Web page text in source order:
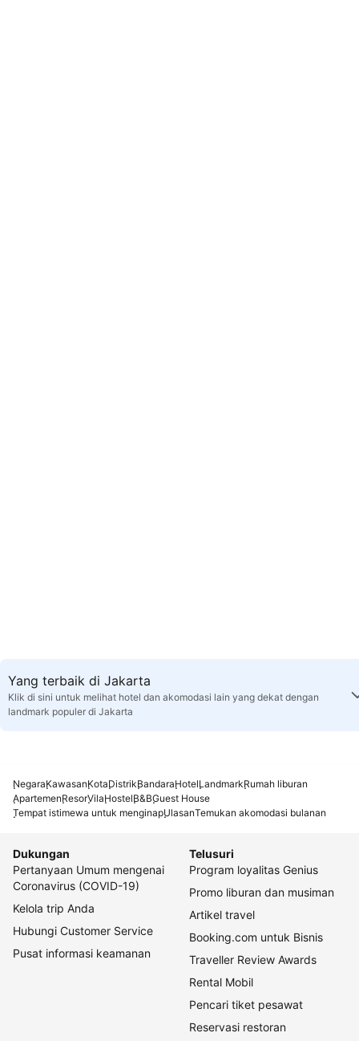
Yang terbaik di Jakarta
Klik di sini untuk melihat hotel dan akomodasi lain yang dekat dengan
landmark populer di Jakarta
NegaraKawasanKotaDistrikBandaraHotelLandmarkRumah liburan
ApartemenResorVilaHostelB&BGuest House
Tempat istimewa untuk menginapUlasanTemukan akomodasi bulanan
Dukungan
Pertanyaan Umum mengenai
Coronavirus (COVID-19)
Kelola trip Anda
Hubungi Customer Service
Pusat informasi keamanan
Telusuri
Program loyalitas Genius
Promo liburan dan musiman
Artikel travel
Booking.com untuk Bisnis
Traveller Review Awards
Rental Mobil
Pencari tiket pesawat
Reservasi restoran